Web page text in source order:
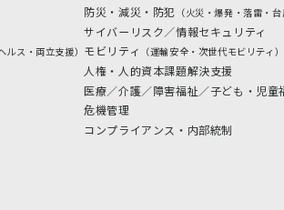
ルス・両立支援）
防災・減災・防犯 （火災・爆発・落雷・
サイバーリスク／情報セキュリティ
モビリティ （運輸安全・次世代モビリティ）
人権・人的資本課題解決支援
医療／介護／障害福祉／子ども・児童
危機管理
コンプライアンス・内部統制